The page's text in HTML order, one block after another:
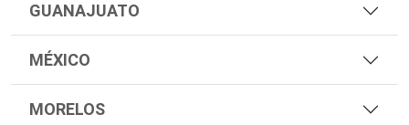
GUANAJUATO
MÉXICO
MORELOS